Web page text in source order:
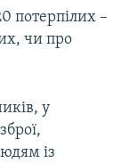
потерпілих –
чи про
у
із